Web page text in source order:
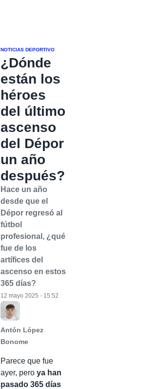
NOTICIAS DEPORTIVO
¿Dónde
están los
héroes
del último
ascenso
del Dépor
un año
después?
Hace un año
desde que el
Dépor regresó al
fútbol
profesional, ¿qué
fue de los
artífices del
ascenso en estos
365 días?
Antón López
Bonome
12 mayo 2025 - 15:52
Parece que fue
ayer, pero ya han
pasado 365 días